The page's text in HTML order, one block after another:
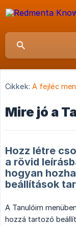
Cikkek: A fejléc
Mire jó a
Hozz létre
a rövid
hogyan
beállítások
A Tanulóim
hozzá tartozó